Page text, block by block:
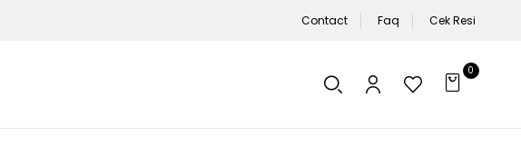
Contact Faq Cek Resi
0